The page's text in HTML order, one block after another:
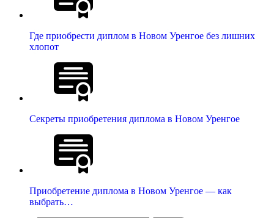
Где приобрести диплом в Новом Уренгое без лишних
хлопот
Секреты приобретения диплома в Новом Уренгое
Приобретение диплома в Новом Уренгое — как
выбрать…